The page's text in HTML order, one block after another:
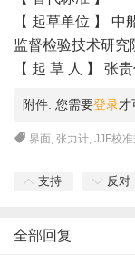
【 起草单位 】
监督检验技术研究
【 起 草 人 】 张
附件: 您需要登录才
界面,张力计,JJF校
支持 反对
全部回复